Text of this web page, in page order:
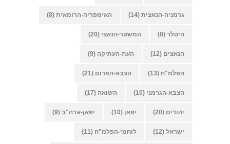
גרמניה-הנאצית (14) האימפריה-הרומאית (8)
היטלר (8) המשטר-הנאצי (20)
הנאצים (12) העת-העתיקה (9)
הפלמ"ח (13) הצבא-האדום (21)
הצבא-הגרמני (10) השואה (17)
יהודים (20) יפאן (10) יפאן-ארה"ב (9)
ישראל (12) לוחמי-הפלמ"ח (11)